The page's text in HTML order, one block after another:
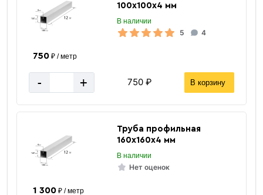
100х100х4 мм
В наличии
5 4
750₽ / метр
- + 750 ₽ В корзину
Труба профильная
160х160х4 мм
В наличии
Нет оценок
1 300₽ / метр